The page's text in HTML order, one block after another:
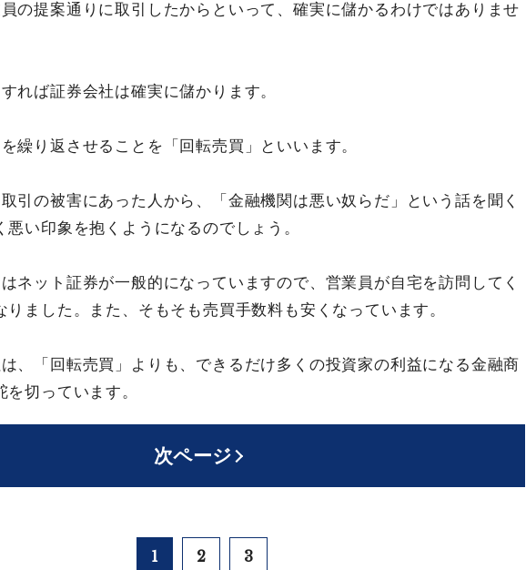
の提案通りに取引したからといって、確実に儲かるわけではありませ
れば証券会社は確実に儲かります。
繰り返させることを「回転売買」といいます。
引の被害にあった人から、「金融機関は悪い奴らだ」という話を聞く
悪い印象を抱くようになるのでしょう。
ネット証券が一般的になっていますので、営業員が自宅を訪問してく
りました。また、そもそも売買手数料も安くなっています。
、「回転売買」よりも、できるだけ多くの投資家の利益になる金融商
切っています。
次ページ
1 2 3